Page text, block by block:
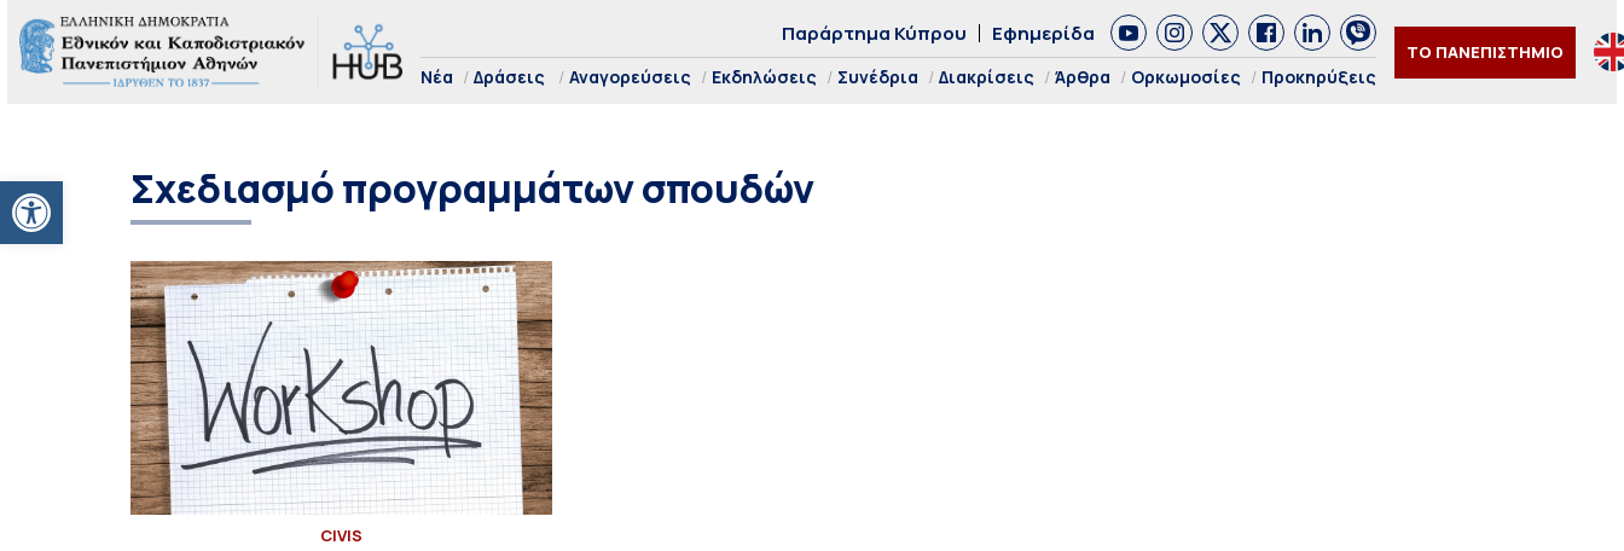
Ανοίξτε τη γραμμή εργαλείων
Παράρτημα Κύπρου Εφημερίδα
Νέα Δράσεις Αναγορεύσεις Εκδηλώσεις Συνέδρια Διακρίσεις Άρθρα Ορκωμοσίες Προκηρύξεις
ΤΟ ΠΑΝΕΠΙΣΤΗΜΙΟ
Σχεδιασμό προγραμμάτων σπουδών
CIVIS